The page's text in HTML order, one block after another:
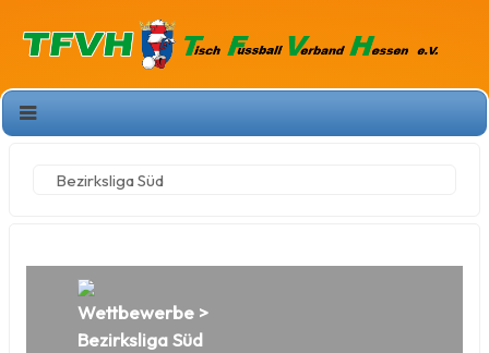
Bezirksliga Süd
Wettbewerbe >
Bezirksliga Süd